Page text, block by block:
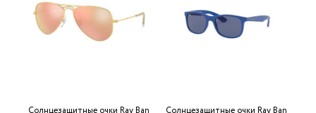
Солнцезащитные очки Ray Ban
Солнцезащитные очки Ray Ban